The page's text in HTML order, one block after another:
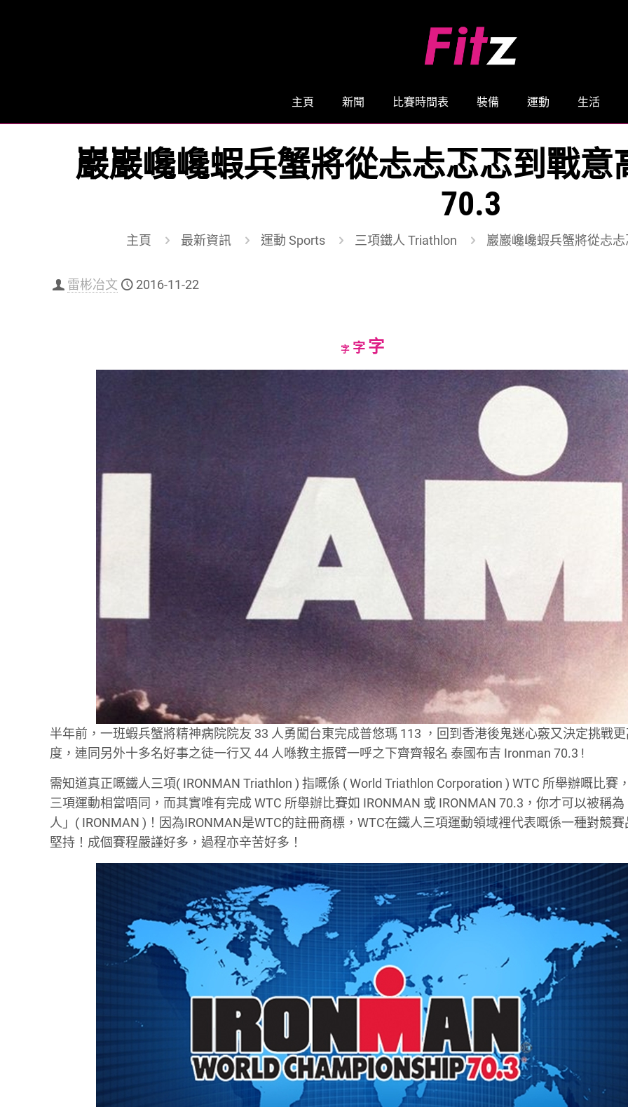
主頁 新聞 比賽時間表 裝備 運動 生活
巖巖巉巉蝦兵蟹將從忐忐忑忑到戰意
70.3
主頁 最新資訊 運動 Sports 三項鐵人 Triathlon 巖巖巉巉蝦兵蟹將從忐
雷彬冶文 2016-11-22
字Decrease
字Reset
字Increase
font
半年前，一班蝦兵蟹將精神病院院友 33 人勇闖台東完成普悠瑪 113 ，回到香港後鬼迷心竅又決定挑戰
度，連同另外十多名好事之徒一行又 44 人喺教主振臂一呼之下齊齊報名 泰國布吉 Ironman 70.3 !
需知道真正嘅鐵人三項( IRONMAN Triathlon ) 指嘅係 ( World Triathlon Corporation ) WTC 所舉辦嘅比賽
三項運動相當唔同，而其實唯有完成 WTC 所舉辦比賽如 IRONMAN 或 IRONMAN 70.3，你才可以被稱為
人」( IRONMAN )！因為IRONMAN是WTC的註冊商標，WTC在鐵人三項運動領域裡代表嘅係一種對競賽
堅持！成個賽程嚴謹好多，過程亦辛苦好多！